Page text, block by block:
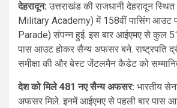
देहरादून: उत्तराखंड की राजधानी देहरादून
Military Academy) में 158वीं पासिंग आउट
Parade) संपन्न हुई. इस बार आईएमए से कुल
पास आउट होकर सैन्य अफसर बने. राष्ट्रपति
समीक्षा की और बेस्ट जेंटलमैन कैडेट को
देश को मिले 481 नए सैन्य अफसर: भारतीय
अफसर मिले. इनमें आईएमए से पहली बार पास